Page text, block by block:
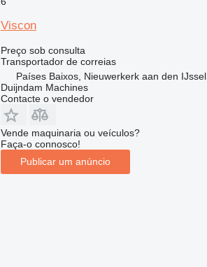
Viscon
Preço sob consulta
Transportador de correias
Países Baixos, Nieuwerkerk aan den IJssel
Duijndam Machines
Contacte o vendedor
Vende maquinaria ou veículos?
Faça-o connosco!
Publicar um anúncio